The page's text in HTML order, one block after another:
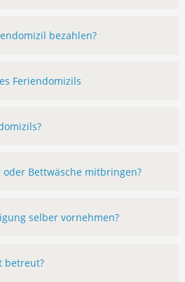
bezahlen?
Feriendomizils
Bettwäsche mitbringen?
selber vornehmen?
betreut?